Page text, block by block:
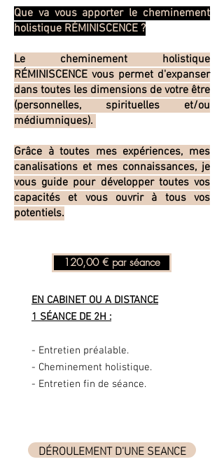
Que va vous apporter le cheminement
holistique RÉMINISCENCE ?
Le cheminement holistique
RÉMINISCENCE vous permet d'expanser
dans toutes les dimensions de votre être
(personnelles, spirituelles et/ou
médiumniques).
Grâce à toutes mes expériences, mes
canalisations et mes connaissances, je
vous guide pour développer toutes vos
capacités et vous ouvrir à tous vos
potentiels.
120,00 € par séance
EN CABINET OU A DISTANCE
1 SÉANCE DE 2H :
- Entretien préalable.
- Cheminement holistique.
- Entretien fin de séance.
DÉROULEMENT D'UNE SEANCE